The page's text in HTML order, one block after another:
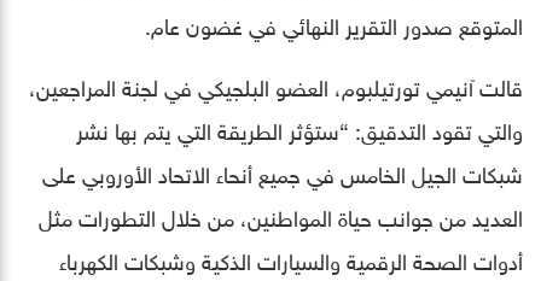
المتوقع صدور التقرير النهائي في غضون عام.
قالت آنيمي تورتيلبوم، العضو البلجيكي في لجنة المراجعين،
والتي تقود التدقيق: “ستؤثر الطريقة التي يتم بها نشر
شبكات الجيل الخامس في جميع أنحاء الاتحاد الأوروبي على
العديد من جوانب حياة المواطنين، من خلال التطورات مثل
أدوات الصحة الرقمية والسيارات الذكية وشبكات الكهرباء